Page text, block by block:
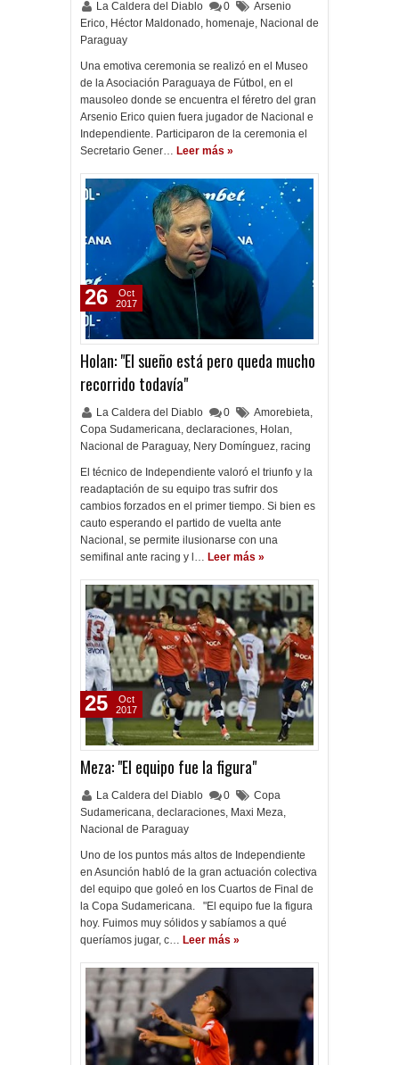
La Caldera del Diablo 0
Arsenio
Erico, Héctor Maldonado, homenaje, Nacional de
Paraguay
Una emotiva ceremonia se realizó en el Museo
de la Asociación Paraguaya de Fútbol, en el
mausoleo donde se encuentra el féretro del gran
Arsenio Erico quien fuera jugador de Nacional e
Independiente. Participaron de la ceremonia el
Secretario Gener… Leer más »
Holan: "El sueño está pero queda mucho
recorrido todavía"
La Caldera del Diablo 0 Amorebieta,
Copa Sudamericana, declaraciones, Holan,
Nacional de Paraguay, Nery Domínguez, racing
El técnico de Independiente valoró el triunfo y la
readaptación de su equipo tras sufrir dos
cambios forzados en el primer tiempo. Si bien es
cauto esperando el partido de vuelta ante
Nacional, se permite ilusionarse con una
semifinal ante racing y l… Leer más »
26
Oct
2017
Meza: "El equipo fue la figura"
La Caldera del Diablo 0
Copa
Sudamericana, declaraciones, Maxi Meza,
Nacional de Paraguay
Uno de los puntos más altos de Independiente
en Asunción habló de la gran actuación colectiva
del equipo que goleó en los Cuartos de Final de
la Copa Sudamericana. "El equipo fue la figura
hoy. Fuimos muy sólidos y sabíamos a qué
queríamos jugar, c… Leer más »
25
Oct
2017